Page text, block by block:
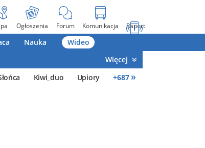
Ogłoszenia Forum Komunikacja Raport
Nauka
Wideo
Więcej
Kiwi_duo Upiory +687 »